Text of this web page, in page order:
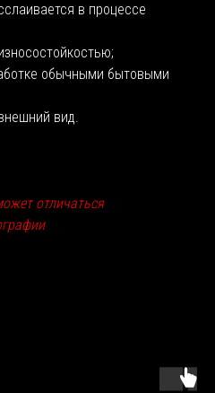
в процессе
обычными бытовыми
вид.
отличаться